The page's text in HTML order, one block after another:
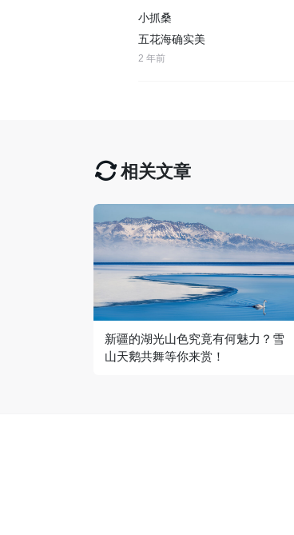
小抓桑
五花海确实美
2 年前
相关文章
新疆的湖光山色究竟有何魅力？雪
山天鹅共舞等你来赏！